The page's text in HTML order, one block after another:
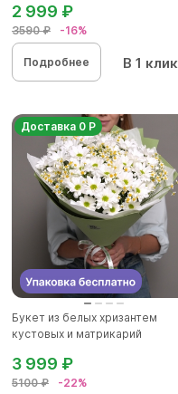
3590 ₽ -16%
2 999 ₽
Подробнее В 1 клик
Доставка 0 Р
Букет из белых хризантем
кустовых и матрикарий
5100 ₽ -22%
3 999 ₽